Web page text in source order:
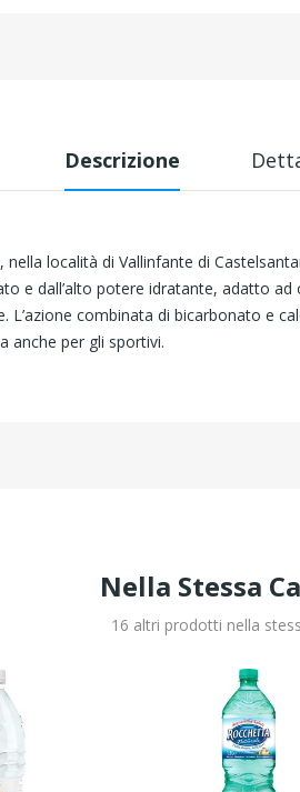
Descrizione
località di Vallinfante di
e dall’alto potere idratante, adatto
combinata di bicarbonato e
anche per gli sportivi.
Nella Stessa
16 altri prodotti nella